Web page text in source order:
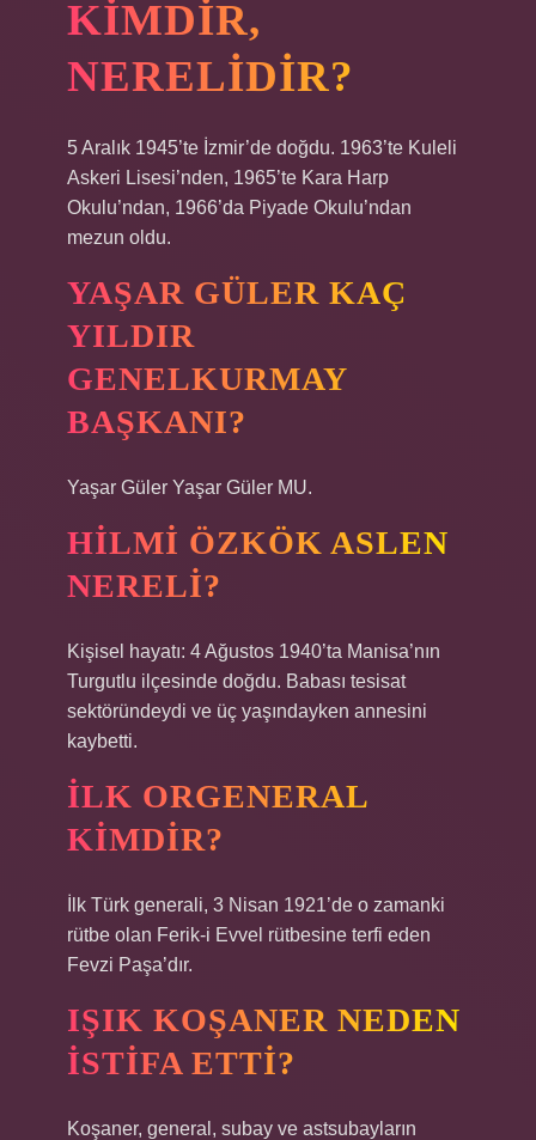
KIMDIR,
NERELIDIR?
5 Aralık 1945’te İzmir’de doğdu. 1963’te Kuleli
Askeri Lisesi’nden, 1965’te Kara Harp
Okulu’ndan, 1966’da Piyade Okulu’ndan
mezun oldu.
YAŞAR GÜLER KAÇ
YILDIR
GENELKURMAY
BAŞKANI?
Yaşar Güler Yaşar Güler MU.
HILMI ÖZKÖK ASLEN
NERELI?
Kişisel hayatı: 4 Ağustos 1940’ta Manisa’nın
Turgutlu ilçesinde doğdu. Babası tesisat
sektöründeydi ve üç yaşındayken annesini
kaybetti.
İLK ORGENERAL
KIMDIR?
İlk Türk generali, 3 Nisan 1921’de o zamanki
rütbe olan Ferik-i Evvel rütbesine terfi eden
Fevzi Paşa’dır.
IŞIK KOŞANER NEDEN
ISTIFA ETTI?
Koşaner, general, subay ve astsubayların